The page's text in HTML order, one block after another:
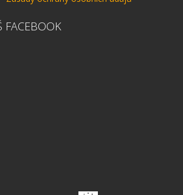
FACEBOOK